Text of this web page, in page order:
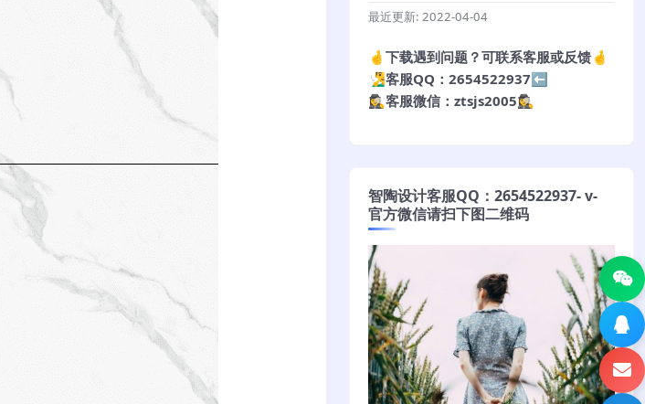
最近更新: 2022-04-04
🤞下载遇到问题？可联系客服或反馈🤞
🧏‍♂️客服QQ：2654522937⬅️
🕵️‍♀️客服微信：ztsjs2005🕵️‍♀️
智陶设计客服QQ：2654522937- v-
官方微信请扫下图二维码